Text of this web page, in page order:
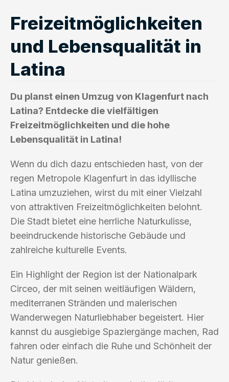
Freizeitmöglichkeiten
und Lebensqualität in
Latina
Du planst einen Umzug von Klagenfurt nach
Latina? Entdecke die vielfältigen
Freizeitmöglichkeiten und die hohe
Lebensqualität in Latina!
Wenn du dich dazu entschieden hast, von der
regen Metropole Klagenfurt in das idyllische
Latina umzuziehen, wirst du mit einer Vielzahl
von attraktiven Freizeitmöglichkeiten belohnt.
Die Stadt bietet eine herrliche Naturkulisse,
beeindruckende historische Gebäude und
zahlreiche kulturelle Events.
Ein Highlight der Region ist der Nationalpark
Circeo, der mit seinen weitläufigen Wäldern,
mediterranen Stränden und malerischen
Wanderwegen Naturliebhaber begeistert. Hier
kannst du ausgiebige Spaziergänge machen, Rad
fahren oder einfach die Ruhe und Schönheit der
Natur genießen.